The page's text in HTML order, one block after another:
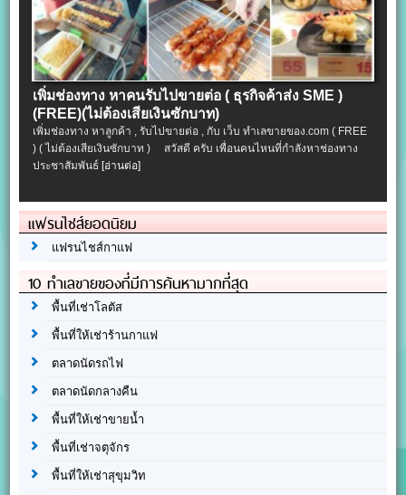
เพิ่มช่องทาง หาคนรับไปขายต่อ ( ธุรกิจค้าส่ง SME )
(FREE)(ไม่ต้องเสียเงินซักบาท)
เพิ่มช่องทาง หาลูกค้า , รับไปขายต่อ , กับ เว็บ ทำเลขายของ.com ( FREE
) ( ไม่ต้องเสียเงินซักบาท ) สวัสดี ครับ เพื่อนคนไหนที่กำลังหาช่องทาง
ประชาสัมพันธ์[อ่านต่อ]
แฟรนไชส์ยอดนิยม
แฟรนไชส์กาแฟ
10 ทำเลขายของที่มีการค้นหามากที่สุด
พื้นที่เช่าโลตัส
พื้นที่ให้เช่าร้านกาแฟ
ตลาดนัดรถไฟ
ตลาดนัดกลางคืน
พื้นที่ให้เช่าขายน้ำ
พื้นที่เช่าจตุจักร
พื้นที่ให้เช่าสุขุมวิท